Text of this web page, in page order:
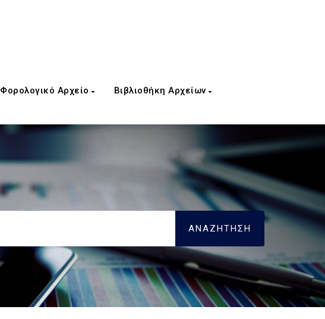
Φορολογικό Αρχείο Βιβλιοθήκη Αρχείων